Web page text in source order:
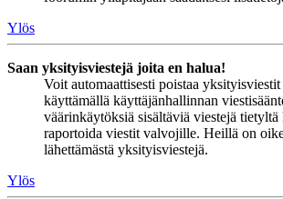
Ylös
Saan yksityisviestejä joita en halua!
Voit automaattisesti poistaa
käyttämällä käyttäjänhallinnan
väärinkäytöksiä sisältäviä viestejä
raportoida viestit valvojille. Heillä on
lähettämästä yksityisviestejä.
Ylös